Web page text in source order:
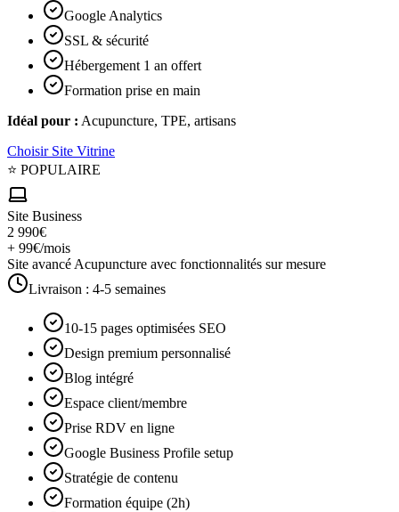
Google Analytics
SSL & sécurité
Hébergement 1 an offert
Formation prise en main
Idéal pour : Acupuncture, TPE, artisans
Choisir Site Vitrine
⭐ POPULAIRE
Site Business
2 990€
+ 99€/mois
Site avancé Acupuncture avec fonctionnalités sur mesure
Livraison : 4-5 semaines
10-15 pages optimisées SEO
Design premium personnalisé
Blog intégré
Espace client/membre
Prise RDV en ligne
Google Business Profile setup
Stratégie de contenu
Formation équipe (2h)